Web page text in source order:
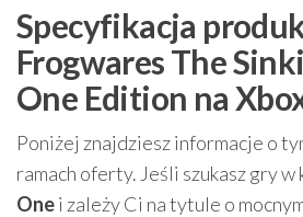
Specyfikacja
Frogwares The
One Edition na
Poniżej znajdziesz informacje o
ramach oferty. Jeśli szukasz gry
Onei zależy Ci na tytule o